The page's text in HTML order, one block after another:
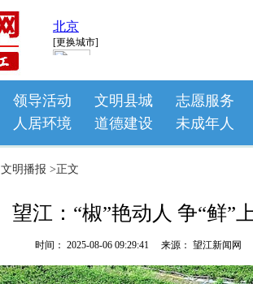
领导活动 文明县城 志愿服务
人居环境 道德建设 未成年人
文明播报 >正文
望江：“椒”艳动人 争“鲜”
时间： 2025-08-06 09:29:41 来源： 望江新闻网